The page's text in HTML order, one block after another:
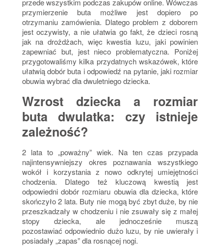
przede wszystkim podczas zakupów online. Wówczas
przymierzenie buta możliwe jest dopiero po
otrzymaniu zamówienia. Dlatego problem z doborem
jest oczywisty, a nie ułatwia go fakt, że dzieci rosną
jak na drożdżach, więc kwestia luzu, jaki powinien
zapewniać but, jest nieco problematyczna. Poniżej
przygotowaliśmy kilka przydatnych wskazówek, które
ułatwią dobór buta i odpowiedź na pytanie, jaki rozmiar
obuwia wybrać dla dwuletniego dziecka.
Wzrost dziecka a rozmiar
buta dwulatka: czy istnieje
zależność?
2 lata to „poważny” wiek. Na ten czas przypada
najintensywniejszy okres poznawania wszystkiego
wokół i korzystania z nowo odkrytej umiejętności
chodzenia. Dlatego też kluczową kwestią jest
odpowiedni dobór rozmiaru obuwia dla dziecka, które
skończyło 2 lata. Buty nie mogą być zbyt duże, by nie
przeszkadzały w chodzeniu i nie zsuwały się z małej
stopy dziecka, ale jednocześnie muszą
pozostawiać odpowiednio dużo luzu, by nie uwierały i
posiadały „zapas” dla rosnącej nogi.